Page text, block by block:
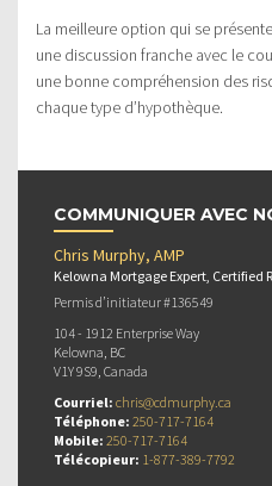
La meilleure option qui se
une discussion franche avec le
une bonne compréhension des
chaque type d’hypothèque.
COMMUNIQUER AVEC
Chris Murphy, AMP
Kelowna Mortgage Expert, Certified
Permis d’initiateur #136549
104 - 1912 Enterprise Way
Kelowna, BC
V1Y 9S9, Canada
Courriel: chris@cdmurphy.ca
Téléphone: 250-717-7164
Mobile: 250-717-7164
Télécopieur: 1-877-389-7792